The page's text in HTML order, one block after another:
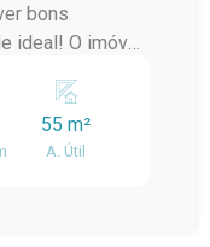
bons
O imóvel
banheiro e uma
criando um
para o
55 m²
A. Útil